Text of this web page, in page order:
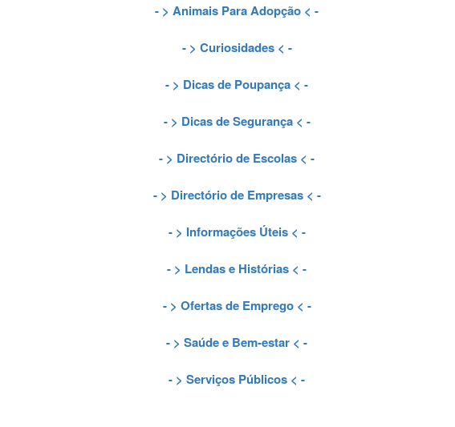
- > Animais Para Adopção < -
- > Curiosidades< -
- > Dicas de Poupança < -
- > Dicas de Segurança< -
- > Directório de Escolas < -
- > Directório de Empresas< -
- > Informações Úteis< -
- > Lendas e Histórias < -
- > Ofertas de Emprego< -
- > Saúde e Bem-estar < -
- > Serviços Públicos < -